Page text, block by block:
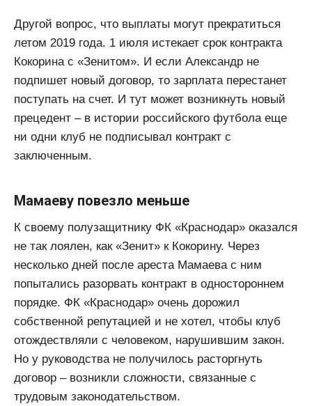
Другой вопрос, что выплаты могут прекратиться
летом 2019 года. 1 июля истекает срок контракта
Кокорина с «Зенитом». И если Александр не
подпишет новый договор, то зарплата перестанет
поступать на счет. И тут может возникнуть новый
прецедент – в истории российского футбола еще
ни одни клуб не подписывал контракт с
заключенным.
Мамаеву повезло меньше
К своему полузащитнику ФК «Краснодар» оказался
не так лоялен, как «Зенит» к Кокорину. Через
несколько дней после ареста Мамаева с ним
попытались разорвать контракт в одностороннем
порядке. ФК «Краснодар» очень дорожил
собственной репутацией и не хотел, чтобы клуб
отождествляли с человеком, нарушившим закон.
Но у руководства не получилось расторгнуть
договор – возникли сложности, связанные с
трудовым законодательством.